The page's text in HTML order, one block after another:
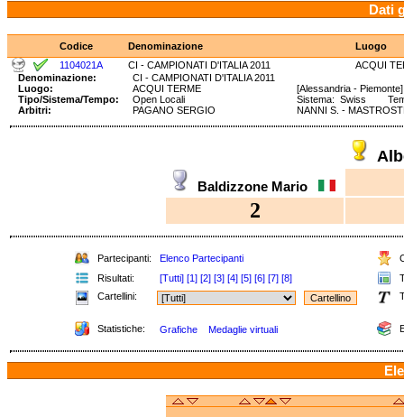
Dati
Codice Denominazione
Luogo
1104021A
CI - CAMPIONATI D'ITALIA 2011
ACQUI
Denominazione:
CI - CAMPIONATI D'ITALIA 2011
Luogo:
ACQUI TERME
[Alessandria - Piemonte]
Tipo/Sistema/Tempo:
Open Locali
Sistema: Swiss
Arbitri:
PAGANO SERGIO NANNI S. -
Baldizzone Mario
2
Partecipanti: Elenco Partecipanti
Risultati:
[Tutti] [1] [2] [3] [4] [5] [6] [7] [8]
Cartellini:
Statistiche: Grafiche Medaglie virtuali